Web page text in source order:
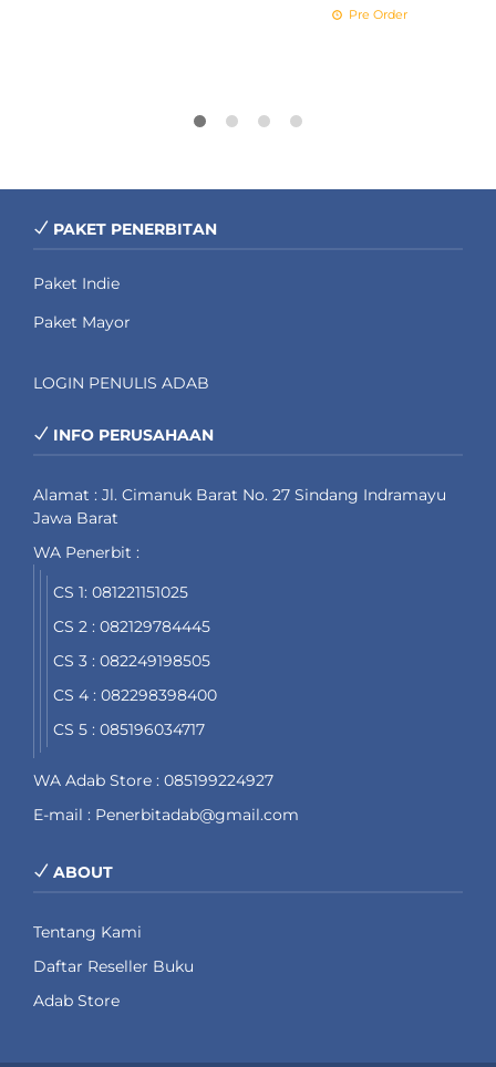
Pre Order
PAKET PENERBITAN
Paket Indie
Paket Mayor
LOGIN PENULIS ADAB
INFO PERUSAHAAN
Alamat : Jl. Cimanuk Barat No. 27 Sindang Indramayu
Jawa Barat
WA Penerbit :
CS 1: 081221151025
CS 2 : 082129784445
CS 3 : 082249198505
CS 4 : 082298398400
CS 5 : 085196034717
WA Adab Store : 085199224927
E-mail : Penerbitadab@gmail.com
ABOUT
Tentang Kami
Daftar Reseller Buku
Adab Store